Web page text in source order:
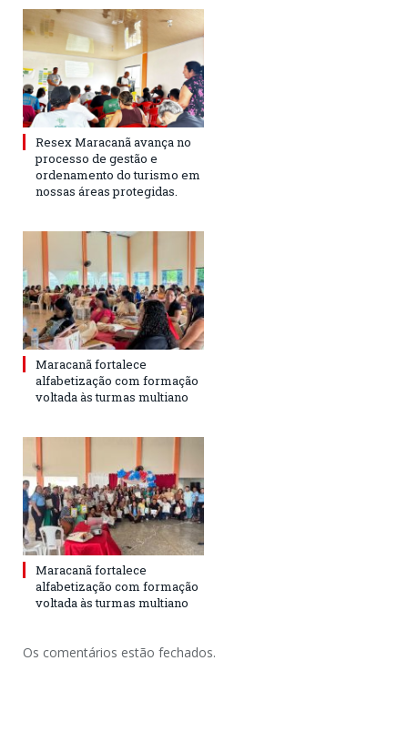
Resex Maracanã avança no
processo de gestão e
ordenamento do turismo em
nossas áreas protegidas.
Maracanã fortalece
alfabetização com formação
voltada às turmas multiano
Maracanã fortalece
alfabetização com formação
voltada às turmas multiano
Os comentários estão fechados.